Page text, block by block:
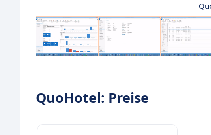
QuoHotel: Preise